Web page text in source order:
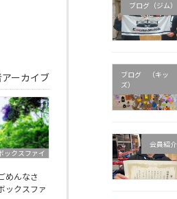
ーカイブ
ックスファイ
めんなさ
ックスファ
ブログ（ジム）
ブログ （キッ
ズ）
会員紹介